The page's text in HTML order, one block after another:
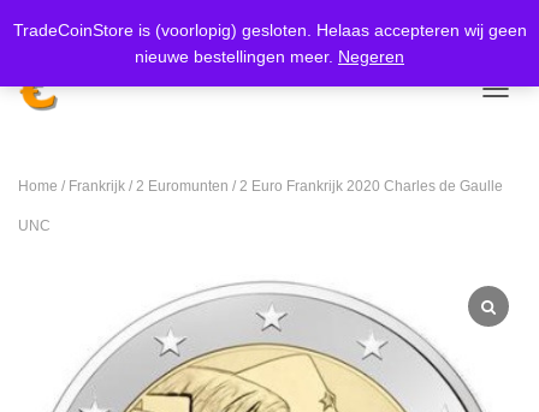
TradeCoinStore is (voorlopig) gesloten. Helaas accepteren wij geen
nieuwe bestellingen meer. Negeren
Koop nu, betaal later metKlarna. Meer weten
Home / Frankrijk / 2 Euromunten / 2 Euro Frankrijk 2020 Charles de Gaulle
UNC